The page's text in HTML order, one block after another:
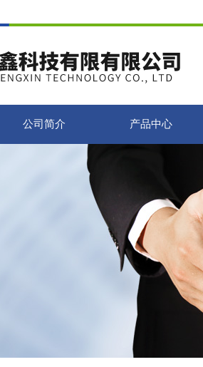
公司简介 产品中心